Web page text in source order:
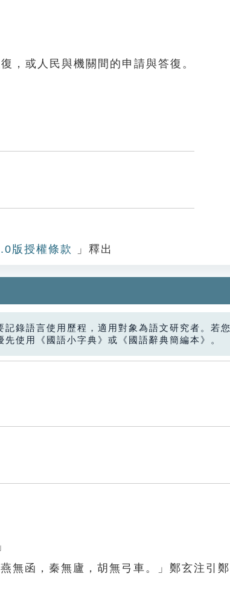
，或人民與機關間的申請與答復。
版授權條款 」釋出
記錄語言使用歷程，適用對象為語文研究者。若
使用《國語小字典》或《國語辭典簡編本》。
無函，秦無廬，胡無弓車。」鄭玄注引